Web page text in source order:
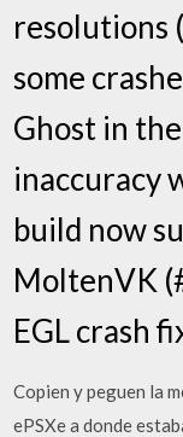
resolutions
some
Ghost in
inaccuracy
build now
MoltenVK
EGL crash
Copien y peguen la
ePSXe a donde